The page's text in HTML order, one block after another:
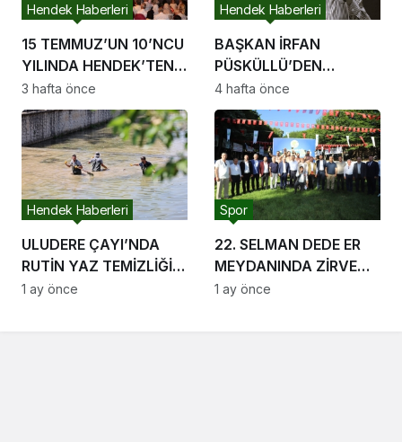
15 TEMMUZ’UN 10’NCU
YILINDA HENDEK’TEN
BİRLİK VE BERABERLİK
MESAJI
Hendek Haberleri
3 hafta önce
BAŞKAN İRFAN
PÜSKÜLLÜ’DEN
MUHSİN YAZICIOĞLU
SORUŞTURMASINA
DAİR AÇIKLAMA
Hendek Haberleri
4 hafta önce
ULUDERE ÇAYI’NDA
RUTİN YAZ TEMİZLİĞİ
BAŞLADI
Hendek Haberleri
1 ay önce
22. SELMAN DEDE ER
MEYDANINDA ZİRVE
YİNE SERDAR
Spor
1 ay önce